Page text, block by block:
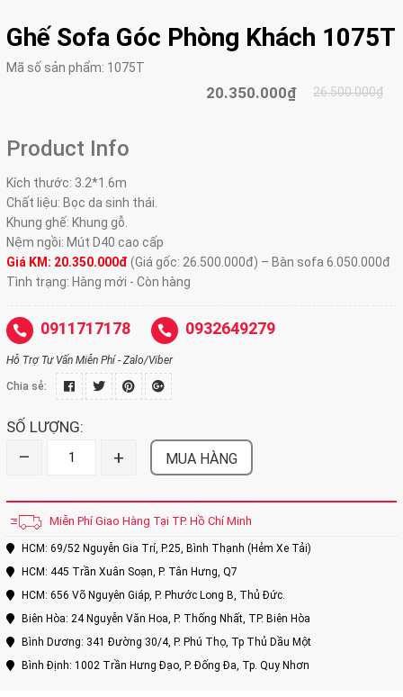
Ghế Sofa Góc Phòng Khách 1075T
Mã số sản phẩm: 1075T
20.350.000₫ 26.500.000₫
Product Info
Kích thước: 3.2*1.6m
Chất liệu: Bọc da sinh thái.
Khung ghế: Khung gỗ.
Nệm ngồi: Mút D40 cao cấp
Giá KM: 20.350.000đ (Giá gốc: 26.500.000đ) – Bàn sofa 6.050.000đ
Tình trạng: Hàng mới - Còn hàng
0911717178 0932649279
Hỗ Trợ Tư Vấn Miễn Phí - Zalo/Viber
Chia sẻ:
SỐ LƯỢNG:
– + MUA HÀNG
Miễn Phí Giao Hàng Tại TP. Hồ Chí Minh
HCM: 69/52 Nguyễn Gia Trí, P.25, Bình Thạnh (Hẻm Xe Tải)
HCM: 445 Trần Xuân Soạn, P. Tân Hưng, Q7
HCM: 656 Võ Nguyên Giáp, P. Phước Long B, Thủ Đức.
Biên Hòa: 24 Nguyễn Văn Hoa, P. Thống Nhất, TP. Biên Hòa
Bình Dương: 341 Đường 30/4, P. Phú Thọ, Tp Thủ Dầu Một
Bình Định: 1002 Trần Hưng Đạo, P. Đống Đa, Tp. Quy Nhơn